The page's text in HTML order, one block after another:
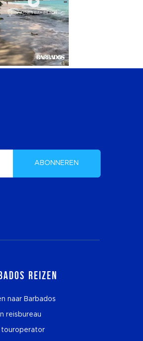
ABONNEREN
reizen
naar Barbados
reisbureau
touroperator